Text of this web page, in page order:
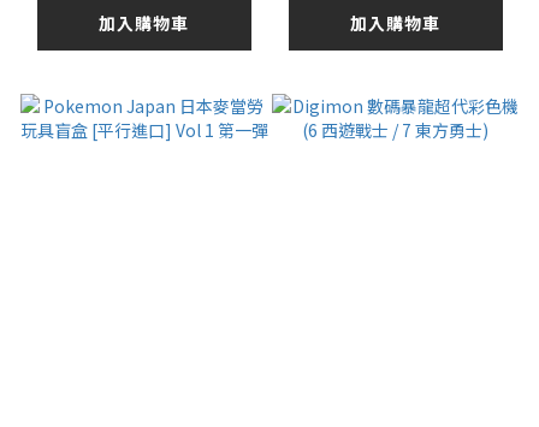
Greymon “G”
Infection Mode
(Wargreymon Color
/ Mugendramon
加入購物車 加入購物車